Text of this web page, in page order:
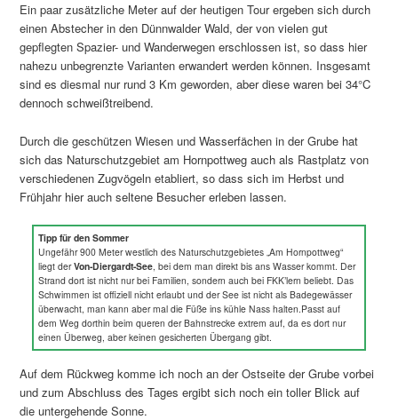
Ein paar zusätzliche Meter auf der heutigen Tour ergeben sich durch
einen Abstecher in den Dünnwalder Wald, der von vielen gut
gepflegten Spazier- und Wanderwegen erschlossen ist, so dass hier
nahezu unbegrenzte Varianten erwandert werden können. Insgesamt
sind es diesmal nur rund 3 Km geworden, aber diese waren bei 34°C
dennoch schweißtreibend.
Durch die geschützen Wiesen und Wasserfächen in der Grube hat
sich das Naturschutzgebiet am Hornpottweg auch als Rastplatz von
verschiedenen Zugvögeln etabliert, so dass sich im Herbst und
Frühjahr hier auch seltene Besucher erleben lassen.
Tipp für den Sommer
Ungefähr 900 Meter westlich des Naturschutzgebietes „Am Hornpottweg“
liegt derVon-Diergardt-See, bei dem man direkt bis ans Wasser kommt. Der
Strand dort ist nicht nur bei Familien, sondern auch bei FKK’lern beliebt. Das
Schwimmen ist offiziell nicht erlaubt und der See ist nicht als Badegewässer
überwacht, man kann aber mal die Füße ins kühle Nass halten.Passt auf
dem Weg dorthin beim queren der Bahnstrecke extrem auf, da es dort nur
einen Überweg, aber keinen gesicherten Übergang gibt.
Auf dem Rückweg komme ich noch an der Ostseite der Grube vorbei
und zum Abschluss des Tages ergibt sich noch ein toller Blick auf
die untergehende Sonne.